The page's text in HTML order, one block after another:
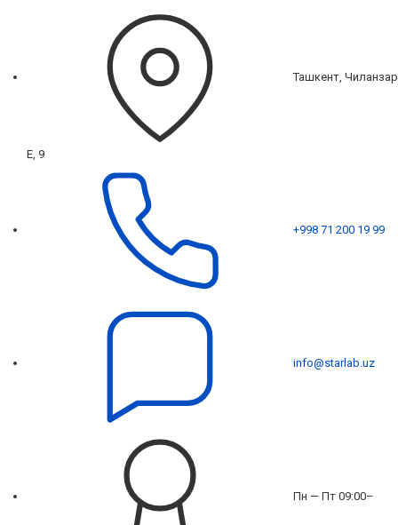
Ташкент, Чиланзар
Е, 9
+998 71 200 19 99
info@starlab.uz
Пн — Пт 09:00–